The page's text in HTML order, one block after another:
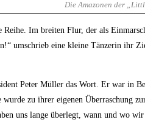
Die Amazonen der
Reihe. Im breiten Flur, der als
umschrieb eine kleine Tänzerin ihr
Peter Müller das Wort. Er war in
zu ihrer eigenen Überraschung
uns lange überlegt, wann und wo